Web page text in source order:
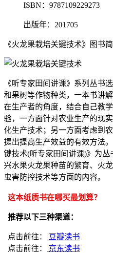
ISBN：9787109229273
出版年：201705
《火龙果栽培关键技术》图书
《听专家田间讲课》系列丛书
和果树等作物种类，一本书讲
在生产者的角度，结合自己教
验，一方面针对农业生产的现
化生产技术；另一方面考虑到
提出提高生产效益的有效方法
键技术(听专家田间讲课)》为
兴水果火龙果种苗的繁育、火
虫害防控技术等方面的内容。
这本纸质书在哪买最划算？
推荐以下三种渠道：
点击前往：
豆瓣读书
点击前往：
京东读书